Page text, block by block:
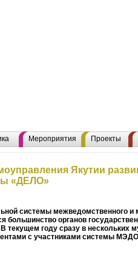
Мероприятия Проекты
Якутии
«ДЕЛО»
системы межведомственного
большинство органов
текущем году сразу в
с участниками системы